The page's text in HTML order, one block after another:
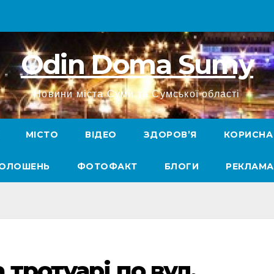
Odin Doma Sumy
Новини міста Суми та Сумської області
МІСТО ВІДЕО ЗДОРОВ’Я КОРИСНА
ФОТОФАКТ БЛОГИ РЕКЛАМА